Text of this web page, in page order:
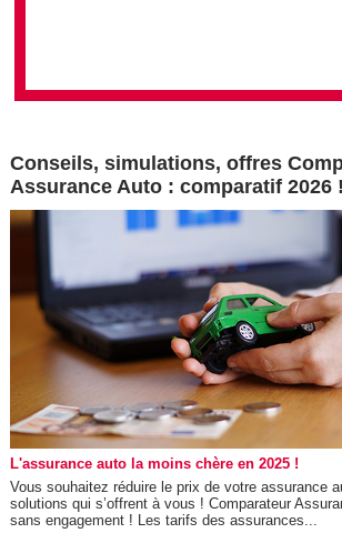
Conseils, simulations, offres
Assurance Auto : comparatif 2026 !
L'assurance auto la moins chère en 2025 !
Vous souhaitez réduire le prix de votre assurance
solutions qui s’offrent à vous ! Comparateur
sans engagement ! Les tarifs des assurances...